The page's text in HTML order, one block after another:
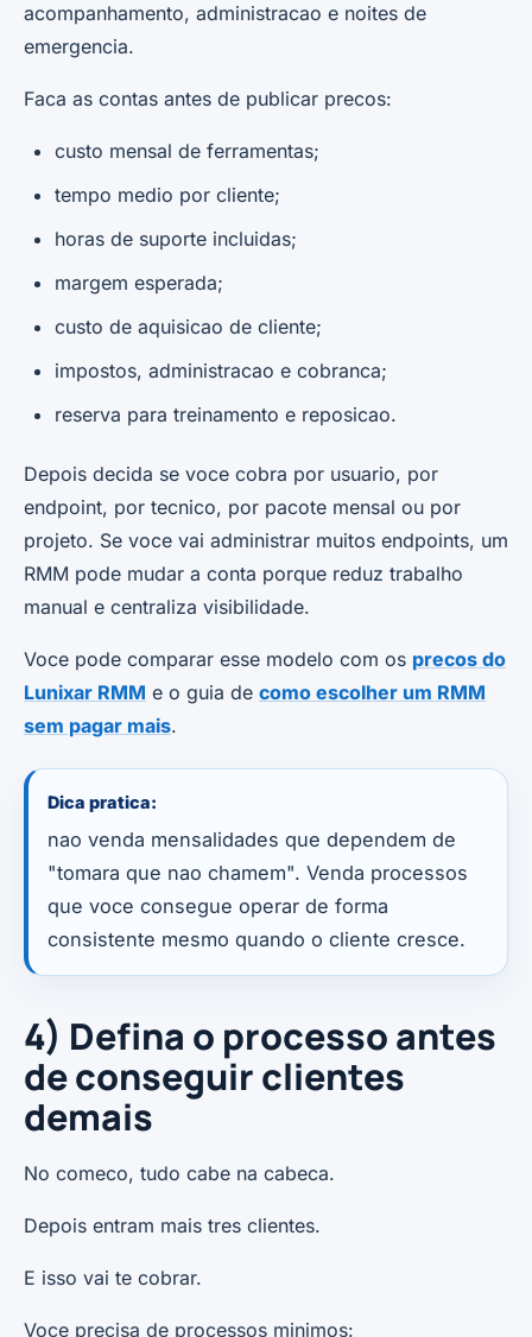
acompanhamento, administracao e noites de
emergencia.
Faca as contas antes de publicar precos:
custo mensal de ferramentas;
tempo medio por cliente;
horas de suporte incluidas;
margem esperada;
custo de aquisicao de cliente;
impostos, administracao e cobranca;
reserva para treinamento e reposicao.
Depois decida se voce cobra por usuario, por
endpoint, por tecnico, por pacote mensal ou por
projeto. Se voce vai administrar muitos endpoints, um
RMM pode mudar a conta porque reduz trabalho
manual e centraliza visibilidade.
Voce pode comparar esse modelo com os precos do
Lunixar RMM e o guia de como escolher um RMM
sem pagar mais.
Dica pratica:
nao venda mensalidades que dependem de
"tomara que nao chamem". Venda processos
que voce consegue operar de forma
consistente mesmo quando o cliente cresce.
4) Defina o processo antes
de conseguir clientes
demais
No comeco, tudo cabe na cabeca.
Depois entram mais tres clientes.
E isso vai te cobrar.
Voce precisa de processos minimos: